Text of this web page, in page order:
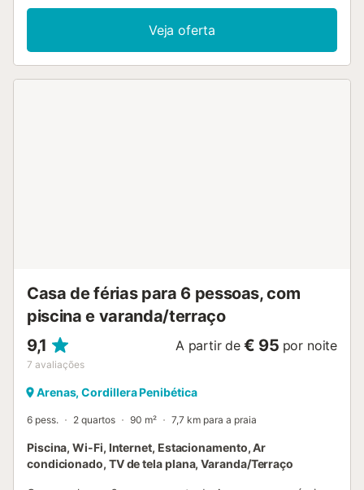
Veja oferta
Casa de férias para 6 pessoas, com
piscina e varanda/terraço
9,1
7 avaliações
A partir de € 95 por noite
Arenas, Cordillera Penibética
6 pess. 2 quartos 90 m² 7,7 km para a praia
Piscina, Wi-Fi, Internet, Estacionamento, Ar
condicionado, TV de tela plana, Varanda/Terraço